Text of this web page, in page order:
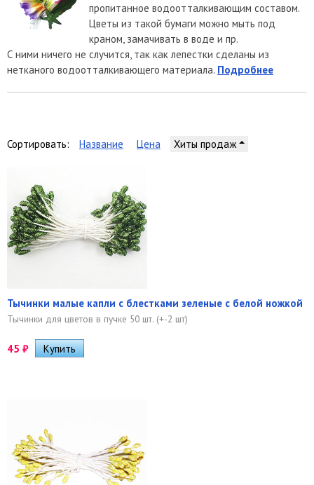
пропитанное водоотталкивающим составом.
Цветы из такой бумаги можно мыть под
краном, замачивать в воде и пр.
С ними ничего не случится, так как лепестки сделаны из
нетканого водоотталкивающего материала. Подробнее
Сортировать: Название Цена Хиты продаж
Тычинки малые капли с блестками зеленые с белой ножкой
Тычинки для цветов в пучке 50 шт. (+-2 шт)
45 ₽